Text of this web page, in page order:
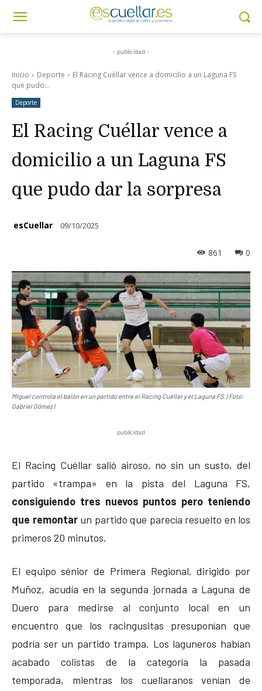
- publicidad -
Inicio Deporte
El Racing Cuéllar vence a domicilio a un Laguna FS
que pudo...
Deporte
El Racing Cuéllar vence a
domicilio a un Laguna FS
que pudo dar la sorpresa
esCuellar 09/10/2025
0
861
Miguel controla el balón en un partido entre el Racing Cuéllar y el Laguna FS. | Foto:
Gabriel Gómez |
publicidad
El Racing Cuéllar salió airoso, no sin un susto, del
partido «trampa» en la pista del Laguna FS,
consiguiendo tres nuevos puntos pero teniendo
que remontarun partido que parecía resuelto en los
primeros 20 minutos.
El equipo sénior de Primera Regional, dirigido por
Muñoz, acudía en la segunda jornada a Laguna de
Duero para medirse al conjunto local en un
encuentro que los racingusitas presuponían que
podría ser un partido trampa. Los laguneros habían
acabado colistas de la categoría la pasada
temporada, mientras los cuellaranos venían de